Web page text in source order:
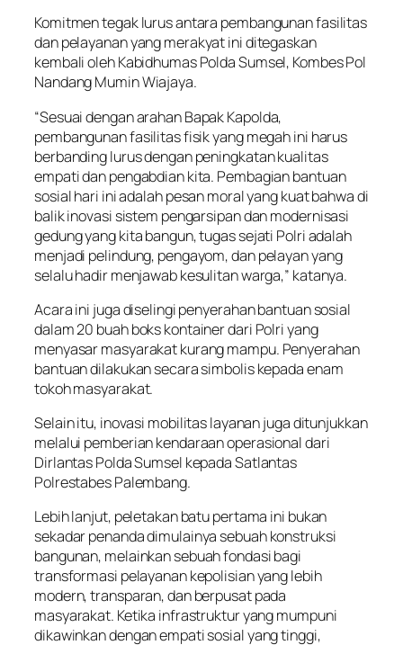
Komitmen tegak lurus antara pembangunan fasilitas
dan pelayanan yang merakyat ini ditegaskan
kembali oleh Kabidhumas Polda Sumsel, Kombes Pol
Nandang Mumin Wiajaya.
“Sesuai dengan arahan Bapak Kapolda,
pembangunan fasilitas fisik yang megah ini harus
berbanding lurus dengan peningkatan kualitas
empati dan pengabdian kita. Pembagian bantuan
sosial hari ini adalah pesan moral yang kuat bahwa di
balik inovasi sistem pengarsipan dan modernisasi
gedung yang kita bangun, tugas sejati Polri adalah
menjadi pelindung, pengayom, dan pelayan yang
selalu hadir menjawab kesulitan warga,” katanya.
Acara ini juga diselingi penyerahan bantuan sosial
dalam 20 buah boks kontainer dari Polri yang
menyasar masyarakat kurang mampu. Penyerahan
bantuan dilakukan secara simbolis kepada enam
tokoh masyarakat.
Selain itu, inovasi mobilitas layanan juga ditunjukkan
melalui pemberian kendaraan operasional dari
Dirlantas Polda Sumsel kepada Satlantas
Polrestabes Palembang.
Lebih lanjut, peletakan batu pertama ini bukan
sekadar penanda dimulainya sebuah konstruksi
bangunan, melainkan sebuah fondasi bagi
transformasi pelayanan kepolisian yang lebih
modern, transparan, dan berpusat pada
masyarakat. Ketika infrastruktur yang mumpuni
dikawinkan dengan empati sosial yang tinggi,